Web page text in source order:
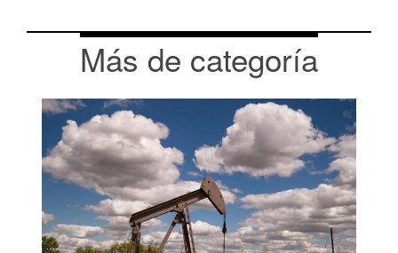
Más de categoría